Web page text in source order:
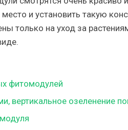
и установить такую
только на уход за
фитомодулей
вертикальное озеленение